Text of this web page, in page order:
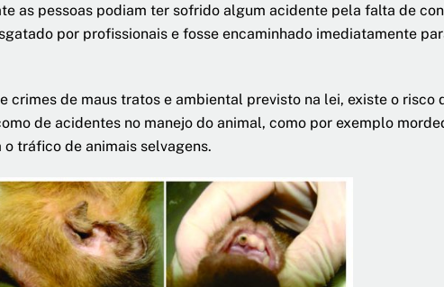
as pessoas podiam ter sofrido algum acidente pela falta de
por profissionais e fosse encaminhado imediatamente
crimes de maus tratos e ambiental previsto na lei, existe o risco
de acidentes no manejo do animal, como por exemplo
tráfico de animais selvagens.